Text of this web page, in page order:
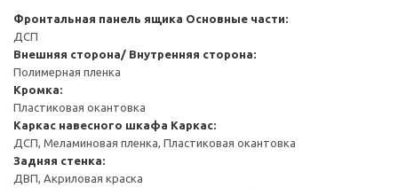
Фронтальная панель ящика Основные части:
ДСП
Внешняя сторона/ Внутренняя сторона:
Полимерная пленка
Кромка:
Пластиковая окантовка
Каркас навесного шкафа Каркас:
ДСП, Меламиновая пленка, Пластиковая окантовка
Задняя стенка:
ДВП, Акриловая краска